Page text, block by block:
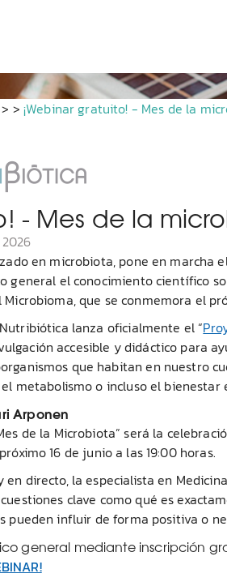
> > ¡Webinar gratuito! - Mes de la
- Mes de la
en microbiota, pone en marcha
general el conocimiento científico
que se conmemora el
lanza oficialmente el “
accesible y didáctico para
que habitan en nuestro
metabolismo o incluso el bienestar
Arponen
de la Microbiota” será la
16 de junio a las 19:00 horas.
en directo, la especialista en
clave como qué es
pueden influir de forma positiva o
general mediante inscripción